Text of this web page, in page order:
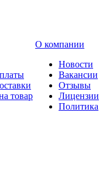
товар
О компании
Новости
Вакансии
Отзывы
Лицензии
Политика